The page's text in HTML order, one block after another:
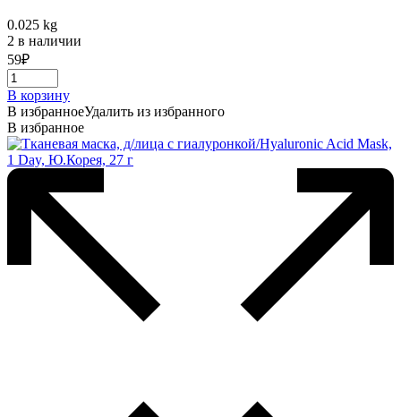
0.025 kg
2 в наличии
59₽
В корзину
В избранноеУдалить из избранного
В избранное